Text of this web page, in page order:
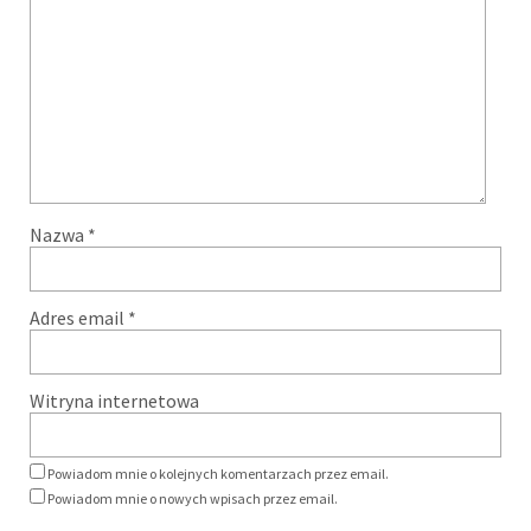
Nazwa *
Adres email *
Witryna internetowa
Powiadom mnie o kolejnych komentarzach przez email.
Powiadom mnie o nowych wpisach przez email.